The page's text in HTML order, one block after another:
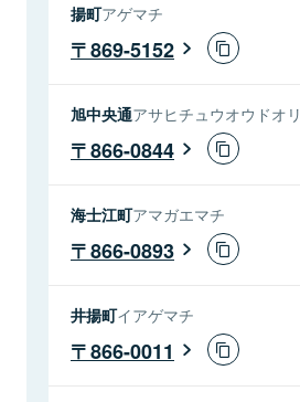
揚町アゲマチ
869-5152
旭中央通アサヒチュウオウドオリ
866-0844
海士江町アマガエマチ
866-0893
井揚町イアゲマチ
866-0011